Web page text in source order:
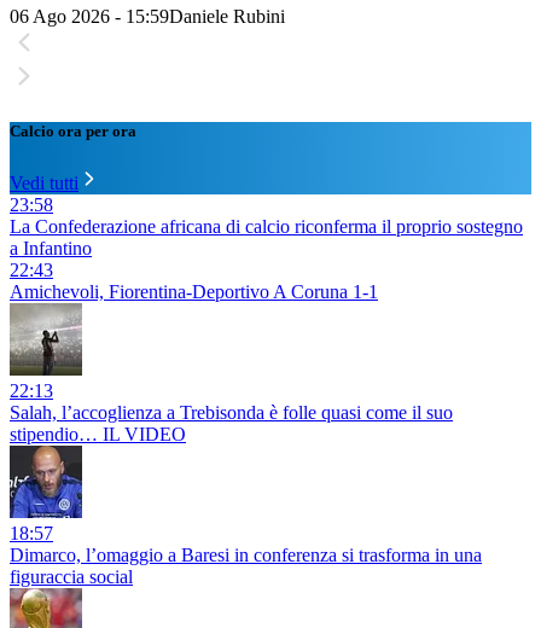
06 Ago 2026 - 15:59Daniele Rubini
Calcio ora per ora
Vedi tutti
23:58
La Confederazione africana di calcio riconferma il proprio sostegno
a Infantino
22:43
Amichevoli, Fiorentina-Deportivo A Coruna 1-1
22:13
Salah, l’accoglienza a Trebisonda è folle quasi come il suo
stipendio… IL VIDEO
18:57
Dimarco, l’omaggio a Baresi in conferenza si trasforma in una
figuraccia social